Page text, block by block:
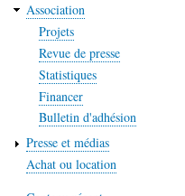
Association
Projets
Revue de presse
Statistiques
Financer
Bulletin d'adhésion
Presse et médias
Achat ou location